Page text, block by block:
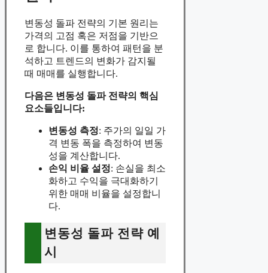
변동성 돌파 전략의 기본 원리는
가격의 고점 혹은 저점을 기반으
로 합니다. 이를 통하여 패턴을 분
석하고 트렌드의 변화가 감지될
때 매매를 실행합니다.
다음은 변동성 돌파 전략의 핵심
요소들입니다:
변동성 측정: 주가의 일일 가
격 변동 폭을 측정하여 변동
성을 계산합니다.
손익 비율 설정: 손실을 최소
화하고 수익을 극대화하기
위한 매매 비율을 설정합니
다.
변동성 돌파 전략 예
시